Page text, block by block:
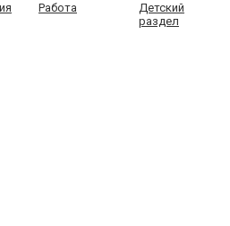
Работа
Детский
раздел